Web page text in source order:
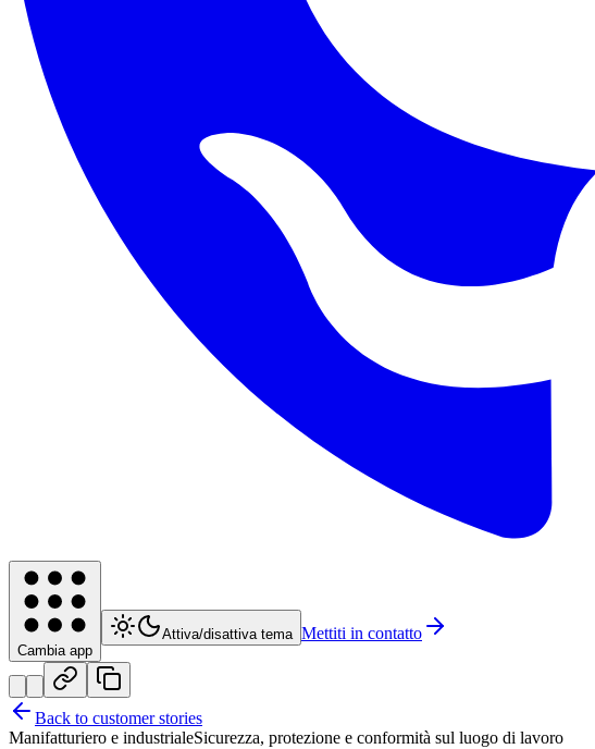
Cambia app
Attiva/disattiva tema Mettiti in contatto
Back to customer stories
Manifatturiero e industrialeSicurezza, protezione e conformità sul luogo di lavoro